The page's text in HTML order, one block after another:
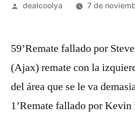
Publicado
dealcoolya 7 de
59’Remate fallado por
(Ajax) remate con la
del área que se le va
1’Remate fallado por